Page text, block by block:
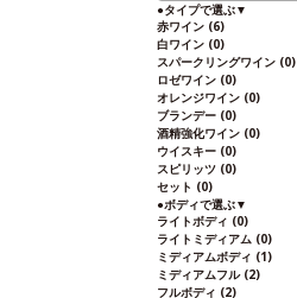
●タイプで選ぶ▼
赤ワイン (6)
白ワイン (0)
スパークリングワイン (0)
ロゼワイン (0)
オレンジワイン (0)
ブランデー (0)
酒精強化ワイン (0)
ウイスキー (0)
スピリッツ (0)
セット (0)
●ボディで選ぶ▼
ライトボディ (0)
ライトミディアム (0)
ミディアムボディ (1)
ミディアムフル (2)
フルボディ (2)